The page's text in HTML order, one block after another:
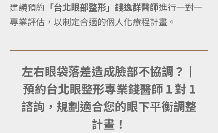
建議預約 「台北眼部整形」錢逸群醫師進行一對一
專業評估，以制定合適的個人化療程計畫。
左右眼袋落差造成臉部不協調？｜
預約台北眼整形專業錢醫師 1 對 1
諮詢，規劃適合您的眼下平衡調整
計畫！